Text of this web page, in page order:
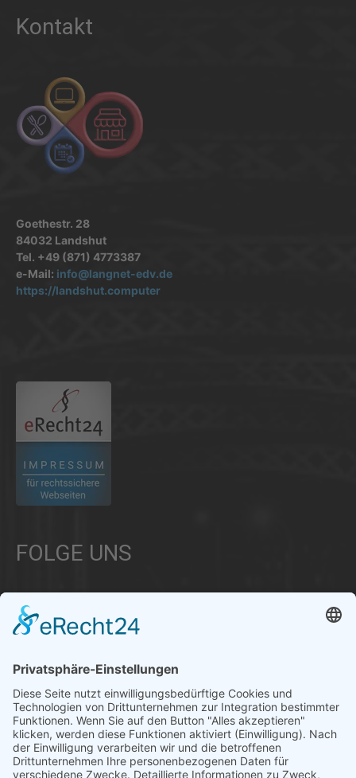
Kontakt
Goethestr. 28
84032 Landshut
Tel. +49 (871) 4773387
e-Mail: info@langnet-edv.de
https://landshut.computer
FOLGE UNS
Informationen aus Politik – Wirtschaft – Kultur – Umwelt –
Gesellschaft - Polizei und Feuerwehr – für die Region Bayern
Als regionales Unternehmen sind wir für Sie der direkte